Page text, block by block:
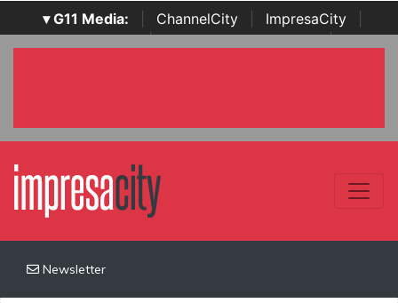
▾ G11 Media: ChannelCity ImpresaCity
SecurityOpenLab | Italian Channel Awards | Italian
Newsletter